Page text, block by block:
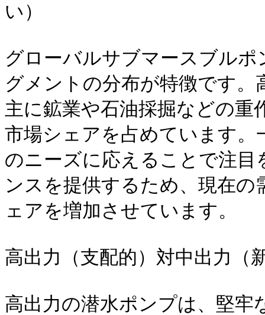
い）
グローバルサブマースブル
グメントの分布が特徴です
主に鉱業や石油採掘などの重
市場シェアを占めています。
のニーズに応えることで注
ンスを提供するため、現在
ェアを増加させています。
高出力（支配的）対中出力（
高出力の潜水ポンプは、堅牢